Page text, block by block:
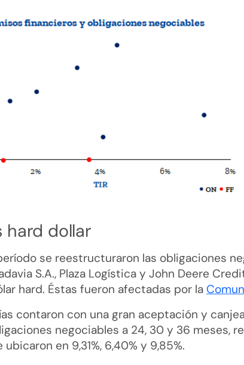
hard dollar
se reestructuraron las obligaciones
S.A., Plaza Logística y John Deere
hard. Éstas fueron afectadas por la
contaron con una gran aceptación y
negociables a 24, 30 y 36 meses,
en 9,31%, 6,40% y 9,85%.